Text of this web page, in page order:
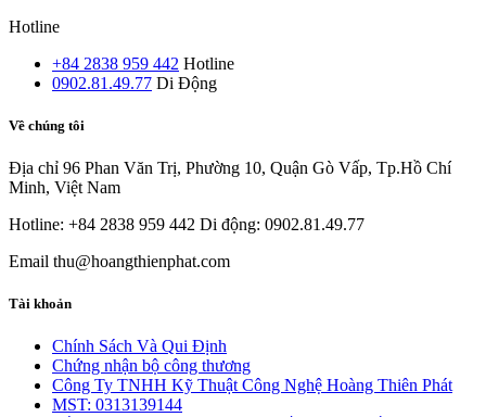
Hotline
+84 2838 959 442 Hotline
0902.81.49.77 Di Động
Về chúng tôi
Địa chỉ 96 Phan Văn Trị, Phường 10, Quận Gò Vấp, Tp.Hồ Chí
Minh, Việt Nam
Hotline: +84 2838 959 442 Di động: 0902.81.49.77
Email thu@hoangthienphat.com
Tài khoản
Chính Sách Và Qui Định
Chứng nhận bộ công thương
Công Ty TNHH Kỹ Thuật Công Nghệ Hoàng Thiên Phát
MST: 0313139144